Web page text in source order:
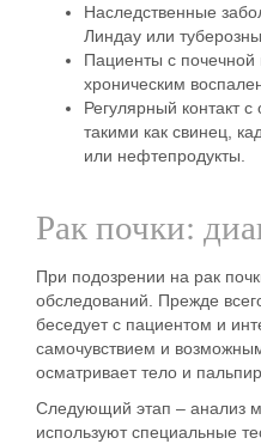
Наследственные
Линдау или
Пациенты с почечной
хроническим
Регулярный контакт
такими как свинец,
или нефтепродукты.
Рак почки:
При подозрении на рак
обследований. Прежде
беседует с пациентом и
самочувствием и
осматривает тело и
Следующий этап – анализ
используют специальные